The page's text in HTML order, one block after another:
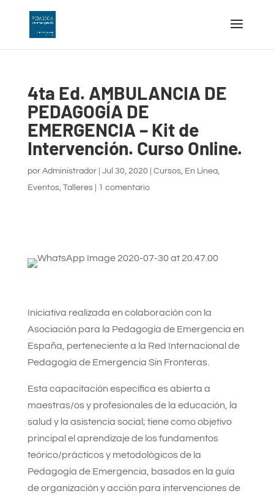
4ta Ed. AMBULANCIA DE
PEDAGOGÍA DE
EMERGENCIA – Kit de
Intervención. Curso Online.
por Administrador| Jul 30, 2020 Cursos, En Línea,
Eventos, Talleres| 1 comentario
Iniciativa realizada en colaboración con la
Asociación para la Pedagogía de Emergencia en
España, perteneciente a la Red Internacional de
Pedagogía de Emergencia Sin Fronteras.
Esta capacitación específica es abierta a
maestras/os y profesionales de la educación, la
salud y la asistencia social; tiene como objetivo
principal el aprendizaje de los fundamentos
teórico/prácticos y metodológicos de la
Pedagogía de Emergencia, basados en la guía
de organización y acción para intervenciones de